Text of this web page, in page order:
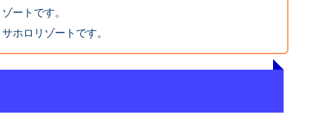
ートです。
ホロリゾートです。